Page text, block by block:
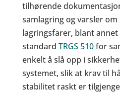
tilhørende
samlagring og varsler
lagringsfarer, blant
standard TRGS 510for
enkelt å slå opp i
systemet, slik at krav til
stabilitet raskt er